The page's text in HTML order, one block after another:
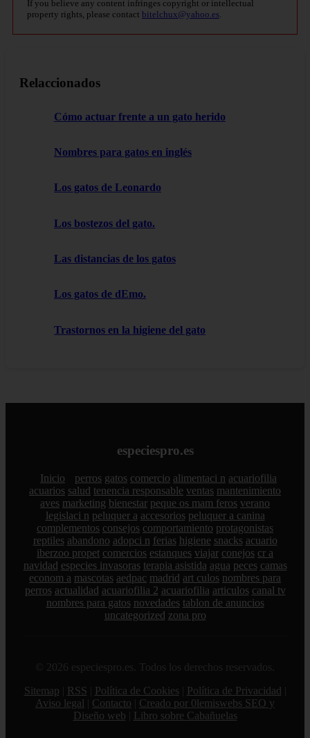
If you believe any content infringes copyright or intellectual
property rights, please contact bitelchux@yahoo.es.
Relaccionados
Cómo actuar frente a un gato herido
Nombres para gatos en inglés
Los gatos de Leonardo
Los bostezos del gato.
Las distancias de los gatos
Los gatos de dEmo.
Trastornos en la higiene del gato
especiespro.es
Inicio perros gatos comercio alimentaci n acuariofilia
acuarios salud tenencia responsable ventas mantenimiento
aves marketing bienestar peque os mam feros verano
legislaci n peluquer a accesorios peluquer a canina
complementos consejos comportamiento protagonistas
reptiles abandono adopci n ferias higiene snacks acuario
iberzoo propet comercios estanques viajar conejos cr a
navidad especies invasoras terapia asistida agua peces camas
econom a mascotas aedpac madrid art culos nombres para
perros actualidad acuariofilia 2 acuariofilia articulos canal tv
nombres para gatos novedades tablon de anuncios
uncategorized zona pro
© 2026 especiespro.es. Todos los derechos reservados.
Sitemap
RSS Política de Cookies Política de Privacidad
Aviso legal
Contacto
Creado por 0lemiswebs SEO y
Diseño web
Libro sobre Cabañuelas